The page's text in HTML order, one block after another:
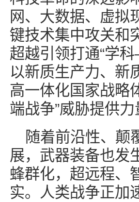
网、大数据、虚拟
键技术集中攻关和
超越引领打通“学
以新质生产力、新
高一体化国家战略
端战争”威胁提供力
随着前沿性、颠
展，武器装备也发
蜂群化，超远程、
实。人类战争正加